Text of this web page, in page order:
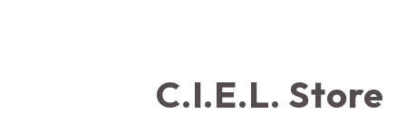
C.I.E.L. Store